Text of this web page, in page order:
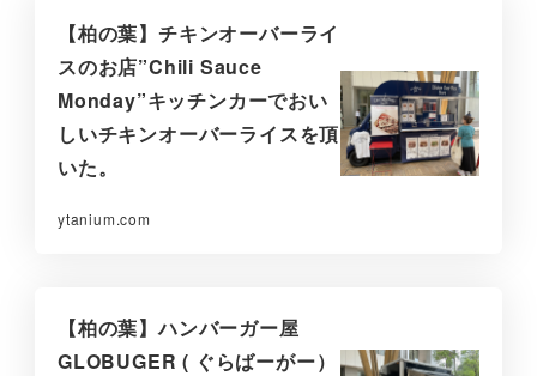
【柏の葉】チキンオーバーライ
スのお店”Chili Sauce
Monday”キッチンカーでおい
しいチキンオーバーライスを頂
いた。
ytanium.com
【柏の葉】ハンバーガー屋
GLOBUGER ( ぐらばーがー）